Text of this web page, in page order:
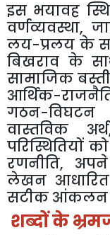
इस भयावह
वर्णव्यवस्था,
लय-प्रलय के
बिखराव के
सामाजिक बस्ती
आर्थिक-
गठन-विघटन
वास्तविक
अर्थ
परिस्थितियों को
रणनीति, अपने
लेखन आधारित
सटीक आंकलन
शब्दोंके